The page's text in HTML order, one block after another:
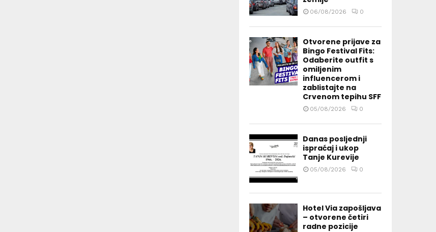
06/08/2026 0
Otvorene prijave za
Bingo Festival Fits:
Odaberite outfit s
omiljenim
influencerom i
zablistajte na
Crvenom tepihu SFF
05/08/2026 0
Danas posljednji
ispraćaj i ukop
Tanje Kurevije
05/08/2026 0
Hotel Via zapošljava
– otvorene četiri
radne pozicije